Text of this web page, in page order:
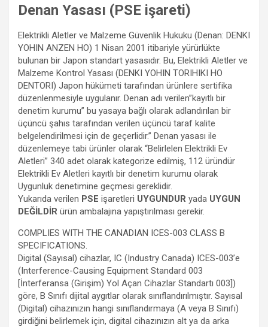
Denan Yasası (PSE işareti)
Elektrikli Aletler ve Malzeme Güvenlik Hukuku (Denan: DENKI
YOHIN ANZEN HO) 1 Nisan 2001 itibariyle yürürlükte
bulunan bir Japon standart yasasıdır. Bu, Elektrikli Aletler ve
Malzeme Kontrol Yasası (DENKI YOHIN TORIHIKI HO
DENTORI) Japon hükümeti tarafından ürünlere sertifika
düzenlenmesiyle uygulanır. Denan adı verilen”kayıtlı bir
denetim kurumu” bu yasaya bağlı olarak adlandırılan bir
üçüncü şahıs tarafından verilen üçüncü taraf kalite
belgelendirilmesi için de geçerlidir.” Denan yasası ile
düzenlemeye tabi ürünler olarak “Belirlelen Elektrikli Ev
Aletleri” 340 adet olarak kategorize edilmiş, 112 üründür
Elektrikli Ev Aletleri kayıtlı bir denetim kurumu olarak
Uygunluk denetimine geçmesi gereklidir.
Yukarıda verilen PSE işaretleri UYGUNDUR yada UYGUN
DEĞİLDİR ürün ambalajına yapıştırılması gerekir.
COMPLIES WITH THE CANADIAN ICES-003 CLASS B
SPECIFICATIONS.
Digital (Sayısal) cihazlar, IC (Industry Canada) ICES-003’e
(Interference-Causing Equipment Standard 003
[İnterferansa (Girişim) Yol Açan Cihazlar Standartı 003])
göre, B Sınıfı dijital aygıtlar olarak sınıflandırılmıştır. Sayısal
(Digital) cihazınızın hangi sınıflandırmaya (A veya B Sınıfı)
girdiğini belirlemek için, digital cihazınızın alt ya da arka